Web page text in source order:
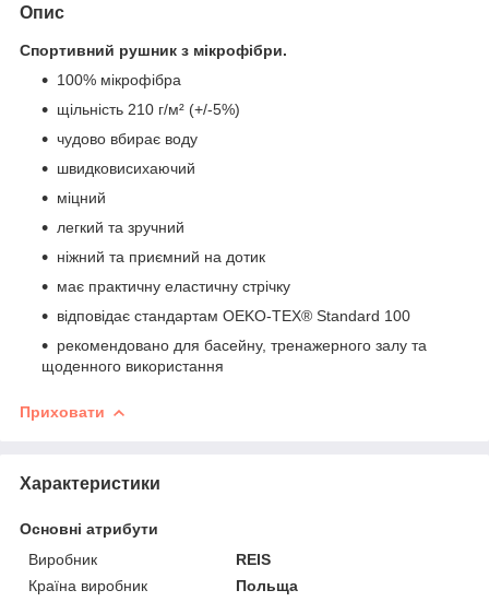
Опис
Спортивний рушник з мікрофібри.
100% мікрофібра
щільність 210 г/м² (+/-5%)
чудово вбирає воду
швидковисихаючий
міцний
легкий та зручний
ніжний та приємний на дотик
має практичну еластичну стрічку
відповідає стандартам OEKO-TEX® Standard 100
рекомендовано для басейну, тренажерного залу та
щоденного використання
Приховати
Характеристики
Основні атрибути
Виробник
REIS
Країна виробник
Польща